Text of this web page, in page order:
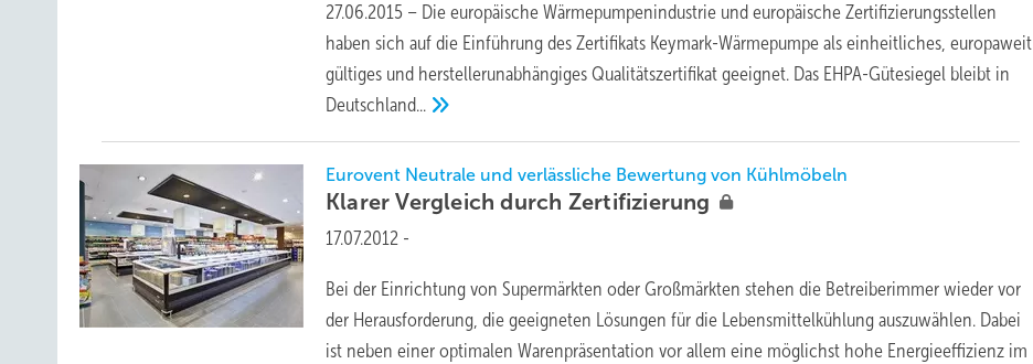
27.06.2015 – Die europäische Wärmepumpenindustrie und europäische Zertifizierungsstellen
haben sich auf die Einführung des Zertifikats Keymark-Wärmepumpe als einheitliches, europaweit
gültiges und herstellerunabhängiges Qualitätszertifikat geeignet. Das EHPA-Gütesiegel bleibt in
Deutschland...
Eurovent Neutrale und verlässliche Bewertung von Kühlmöbeln
Klarer Vergleich durch Zertifizierung
17.07.2012 -
Bei der Einrichtung von Supermärkten oder Großmärkten stehen die Betreiberimmer wieder vor
der Herausforderung, die geei­gneten Lösungen für die Lebens­mittel­kühlung auszuwählen. Dabei
ist neben einer optimalen Warenpräsentation vor allem eine möglichst hohe Energieeffizienz im